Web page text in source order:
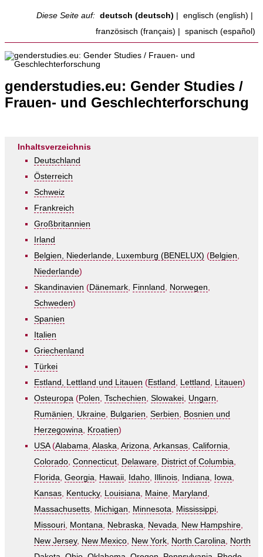
Diese Seite auf: deutsch (deutsch) englisch (english)
französisch (français)
spanisch (español)
genderstudies.eu: Gender Studies /
Frauen- und Geschlechterforschung
Inhaltsverzeichnis
Deutschland
Österreich
Schweiz
Frankreich
Großbritannien
Irland
Belgien, Niederlande, Luxemburg (BENELUX) (Belgien,
Niederlande)
Skandinavien (Dänemark, Finnland , Norwegen,
Schweden)
Spanien
Italien
Griechenland
Türkei
Estland, Lettland und Litauen (Estland , Lettland , Litauen)
Osteuropa (Polen, Tschechien, Slowakei, Ungarn,
Rumänien, Ukraine, Bulgarien, Serbien, Bosnien und
Herzegowina, Kroatien)
USA(Alabama, Alaska, Arizona, Arkansas, California,
Colorado, Connecticut, Delaware, District of Columbia,
Florida, Georgia, Hawaii, Idaho, Illinois, Indiana, Iowa,
Kansas, Kentucky, Louisiana, Maine, Maryland ,
Massachusetts, Michigan, Minnesota, Mississippi,
Missouri, Montana, Nebraska, Nevada, New Hampshire,
New Jersey, New Mexico, New York, North Carolina, North